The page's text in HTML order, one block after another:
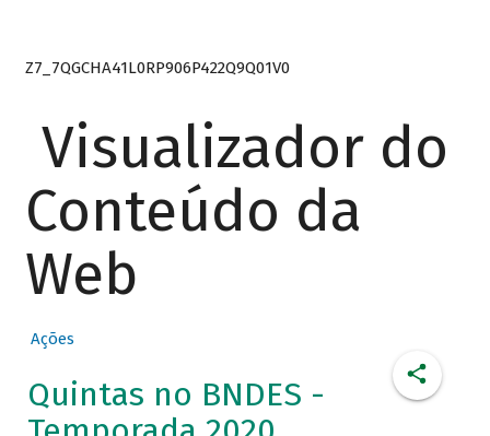
Z7_7QGCHA41L0RP906P422Q9Q01V0
Visualizador do
Conteúdo da
Web
Ações
Quintas no BNDES -